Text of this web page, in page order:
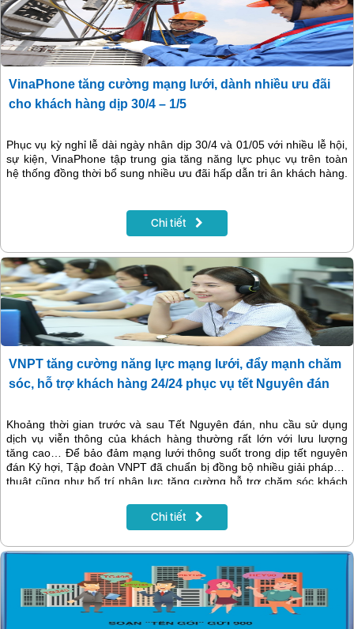
VinaPhone tăng cường mạng lưới, dành nhiều ưu đãi
cho khách hàng dịp 30/4 – 1/5
Phục vụ kỳ nghỉ lễ dài ngày nhân dịp 30/4 và 01/05 với nhiều lễ hội,
sự kiện, VinaPhone tập trung gia tăng năng lực phục vụ trên toàn
hệ thống đồng thời bổ sung nhiều ưu đãi hấp dẫn tri ân khách hàng.
Chi tiết
VNPT tăng cường năng lực mạng lưới, đẩy mạnh chăm
sóc, hỗ trợ khách hàng 24/24 phục vụ tết Nguyên đán
Khoảng thời gian trước và sau Tết Nguyên đán, nhu cầu sử dụng
dịch vụ viễn thông của khách hàng thường rất lớn với lưu lượng
tăng cao… Để bảo đảm mạng lưới thông suốt trong dịp tết nguyên
đán Kỷ hợi, Tập đoàn VNPT đã chuẩn bị đồng bộ nhiều giải pháp kỹ
thuật cũng như bố trí nhân lực tăng cường hỗ trợ chăm sóc khách
Chi tiết